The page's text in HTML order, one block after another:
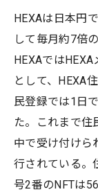
HEXAは日本円
して毎月約7倍
HEXAでは
として、HEXA
民登録では1日
た。これまで住
中で受け付けら
行されている。
号2番のNFTは